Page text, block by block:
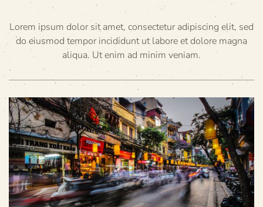
Lorem ipsum dolor sit amet, consectetur adipiscing elit, sed
do eiusmod tempor incididunt ut labore et dolore magna
aliqua. Ut enim ad minim veniam.